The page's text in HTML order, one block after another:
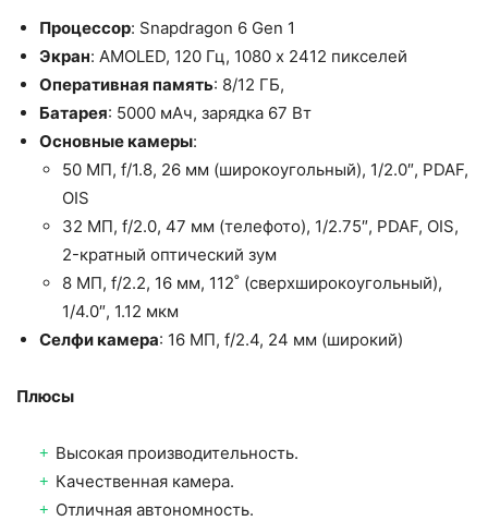
Процессор: Snapdragon 6 Gen 1
Экран: AMOLED, 120 Гц, 1080 x 2412 пикселей
Оперативная память: 8/12 ГБ,
Батарея: 5000 мАч, зарядка 67 Вт
Основные камеры:
50 МП, f/1.8, 26 мм (широкоугольный), 1/2.0″, PDAF,
OIS
32 МП, f/2.0, 47 мм (телефото), 1/2.75″, PDAF, OIS,
2-кратный оптический зум
8 МП, f/2.2, 16 мм, 112˚ (сверхширокоугольный),
1/4.0″, 1.12 мкм
Селфи камера: 16 МП, f/2.4, 24 мм (широкий)
Плюсы
Высокая производительность.
Качественная камера.
Отличная автономность.